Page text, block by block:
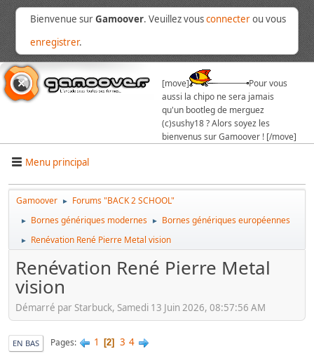
Bienvenue surGamoover. Veuillez vousconnecterou vous
enregistrer.
[move]
Pour vous
aussi la chipo ne sera jamais
qu'un bootleg de merguez
(c)sushy18 ? Alors soyez les
bienvenus sur Gamoover ! [/move]
Menu principal
Gamoover ► Forums "BACK 2 SCHOOL"
► Bornes génériques modernes ► Bornes génériques européennes
► Renévation René Pierre Metal vision
Renévation René Pierre Metal
vision
Démarré par Starbuck, Samedi 13 Juin 2026, 08:57:56 AM
EN BAS Pages 1 2 3 4